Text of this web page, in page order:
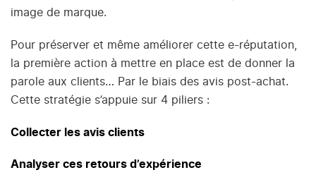
image de marque.
Pour préserver et même améliorer cette e-réputation,
la première action à mettre en place est de donner la
parole aux clients… Par le biais des avis post-achat.
Cette stratégie s’appuie sur 4 piliers :
Collecter les avis clients
Analyser ces retours d’expérience